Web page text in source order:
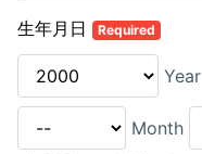
生年月日 Required
Year
Month